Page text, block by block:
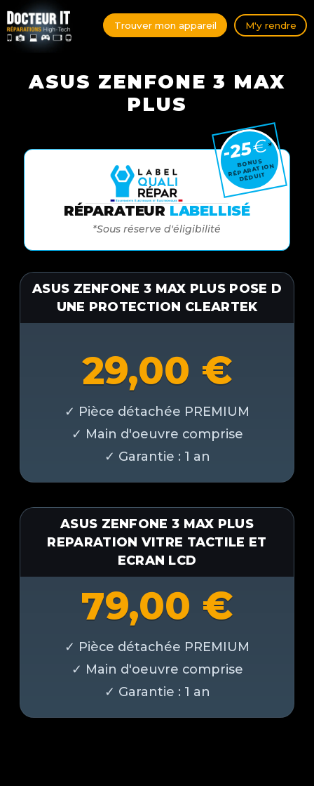
Trouver mon appareil M'y rendre
ASUS ZENFONE 3 MAX
PLUS
RÉPARATEUR LABELLISÉ
*Sous réserve d'éligibilité
-25€*
BONUS
RÉPARATION
DÉDUIT
ASUS ZENFONE 3 MAX PLUS POSE D
UNE PROTECTION CLEARTEK
29,00 €
ASUS ZENFONE 3 MAX PLUS
REPARATION VITRE TACTILE ET
ECRAN LCD
79,00 €